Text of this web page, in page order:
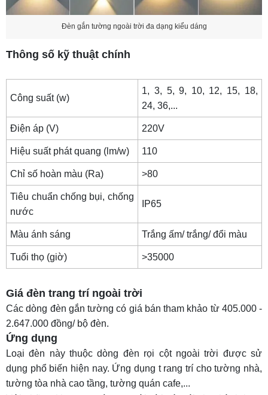
Đèn gắn tường ngoài trời đa dạng kiểu dáng
Thông số kỹ thuật chính
Công suất (w)
1, 3, 5, 9, 10, 12, 15, 18,
24, 36,...
Điện áp (V) 220V
Hiệu suất phát quang (lm/w) 110
Chỉ số hoàn màu (Ra) >80
Tiêu chuẩn chống bụi, chống
nước
IP65
Màu ánh sáng Trắng ấm/ trắng/ đổi màu
Tuổi thọ (giờ) >35000
Giá đèn trang trí ngoài trời
Các dòng đèn gắn tường có giá bán tham khảo từ 405.000 -
2.647.000 đồng/ bộ đèn.
Ứng dụng
Loại đèn này thuộc dòng đèn rọi cột ngoài trời được sử
dụng phổ biến hiện nay. Ứng dụng t rang trí cho tường nhà,
tường tòa nhà cao tầng, tường quán cafe,...